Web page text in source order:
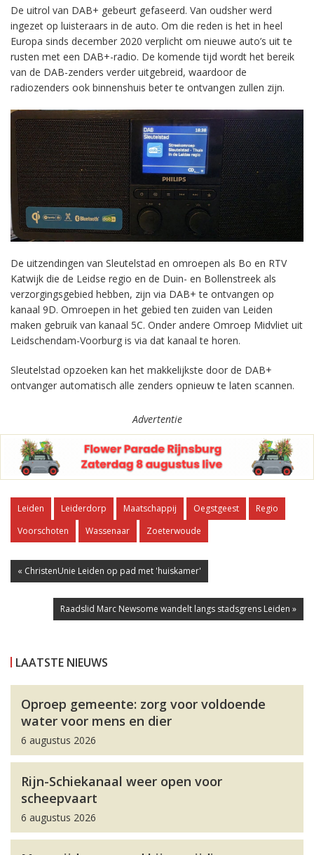
De uitrol van DAB+ gebeurt gefaseerd. Van oudsher werd
ingezet op luisteraars in de auto. Om die reden is het in heel
Europa sinds december 2020 verplicht om nieuwe auto’s uit te
rusten met een DAB+-radio. De komende tijd wordt het bereik
van de DAB-zenders verder uitgebreid, waardoor de
radiozenders ook binnenshuis beter te ontvangen zullen zijn.
De uitzendingen van Sleutelstad en omroepen als Bo en RTV
Katwijk die de Leidse regio en de Duin- en Bollenstreek als
verzorgingsgebied hebben, zijn via DAB+ te ontvangen op
kanaal 9D. Omroepen in het gebied ten zuiden van Leiden
maken gebruik van kanaal 5C. Onder andere Omroep Midvliet uit
Leidschendam-Voorburg is via dat kanaal te horen.
Sleutelstad opzoeken kan het makkelijkste door de DAB+
ontvanger automatisch alle zenders opnieuw te laten scannen.
Advertentie
Leiden Leiderdorp Maatschappij Oegstgeest
Regio
Voorschoten
Wassenaar Zoeterwoude
« ChristenUnie Leiden op pad met 'huiskamer'
Raadslid Marc Newsome wandelt langs stadsgrens Leiden »
LAATSTE NIEUWS
Oproep gemeente: zorg voor voldoende
water voor mens en dier
6 augustus 2026
Rijn-Schiekanaal weer open voor
scheepvaart
6 augustus 2026